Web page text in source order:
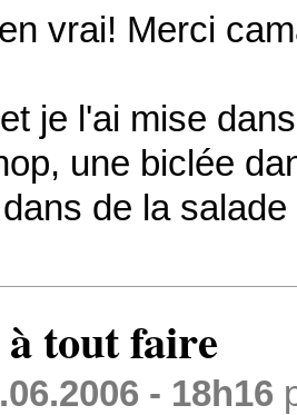
vrai! Merci
je l'ai mise
une biclée
de la
tout faire
- 18h16